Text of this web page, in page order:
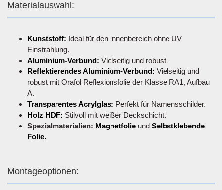
Materialauswahl:
Kunststoff: Ideal für den Innenbereich ohne UV
Einstrahlung.
Aluminium-Verbund: Vielseitig und robust.
Reflektierendes Aluminium-Verbund: Vielseitig und
robust mit Orafol Reflexionsfolie der Klasse RA1, Aufbau
A.
Transparentes Acrylglas: Perfekt für Namensschilder.
Holz HDF: Stilvoll mit weißer Deckschicht.
Spezialmaterialien: Magnetfolie und Selbstklebende
Folie.
Montageoptionen: